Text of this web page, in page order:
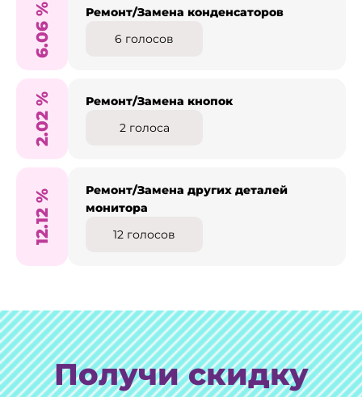
6.06
%
Ремонт/Замена конденсаторов
6 голосов
2.02
%
Ремонт/Замена кнопок
2 голоса
12.12
%
Ремонт/Замена других деталей
монитора
12 голосов
Получи скидку